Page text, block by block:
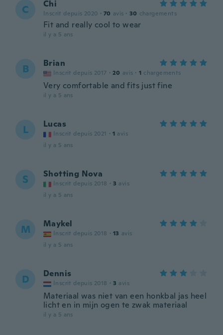
C Chi
Inscrit depuis 2020 · 70 avis · 30 chargements
Fit and really cool to wear
il y a 5 ans
B Brian
Inscrit depuis 2017 · 20 avis · 1 chargements
Very comfortable and fits just fine
il y a 5 ans
L Lucas
Inscrit depuis 2021 · 1 avis
il y a 5 ans
S Shotting Nova
Inscrit depuis 2018 · 3 avis
il y a 5 ans
M Maykel
Inscrit depuis 2018 · 13 avis
il y a 5 ans
D Dennis
Inscrit depuis 2018 · 3 avis
Materiaal was niet van een honkbal jas heel
licht en in mijn ogen te zwak materiaal
il y a 5 ans